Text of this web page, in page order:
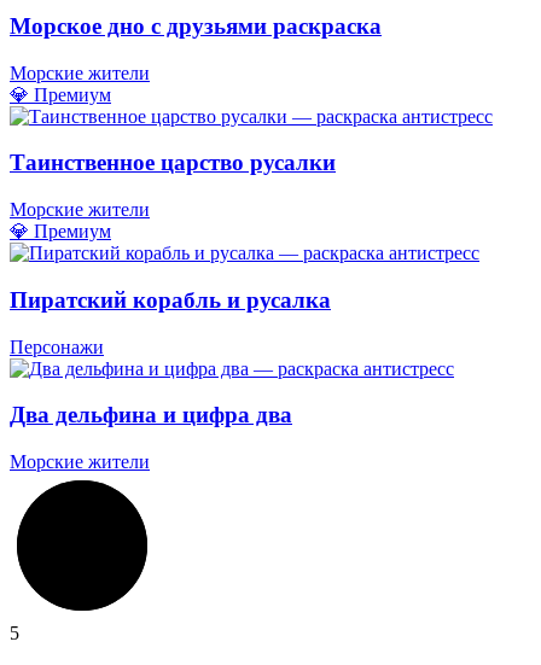
Морское дно с друзьями раскраска
Морские жители
💎 Премиум
Таинственное царство русалки
Морские жители
💎 Премиум
Пиратский корабль и русалка
Персонажи
Два дельфина и цифра два
Морские жители
5